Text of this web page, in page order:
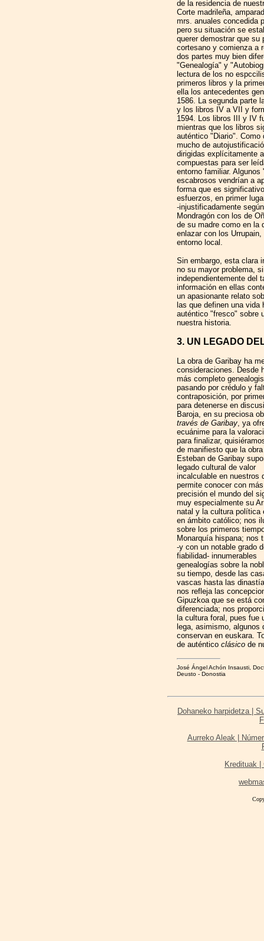
de la residencia de
Corte madrileña,
mrs. anuales concedida
pero su situación se
querer demostrar que
cortesano y comienza a
dos partes muy bien
"Genealogía" y
lectura de los no
primeros libros y la
ella los antecedentes
1586. La segunda parte
y los libros IV a VII y
1594. Los libros III y IV
mientras que los libros
auténtico "Diario".
mucho de
dirigidas explícitamente
compuestas para ser
entorno familiar.
escabrosos vendrían a
forma que es
esfuerzos, en primer
-injustificadamente
Mondragón con los de
de su madre como en la
enlazar con los
entorno local.
Sin embargo, esta clara
no su mayor problema,
independientemente del
información en ellas
un apasionante relato
las que definen una
auténtico "fresco" sobre
nuestra historia.
3. UN LEGADO
La obra de Garibay ha
consideraciones. Desde
más completo
pasando por crédulo y
contraposición, por
para detenerse en
Baroja, en su preciosa
través de Garibay, ya
ecuánime para la
para finalizar,
de manifiesto que la
Esteban de Garibay
legado cultural de valor
incalculable en nuestros
permite conocer con más
precisión el mundo del
muy especialmente su
natal y la cultura política
en ámbito católico; nos
sobre los primeros
Monarquía hispana; nos
-y con un notable grado
fiabilidad- innumerables
genealogías sobre la
su tiempo, desde las
vascas hasta las
nos refleja las
Gipuzkoa que se está
diferenciada; nos
la cultura foral, pues fue
lega, asimismo,
conservan en euskara.
de auténtico clásico de
José Ángel Achón Insausti,
Deusto - Donostia
Dohaneko harpidetza |
Aurreko Aleak |
Kredituak